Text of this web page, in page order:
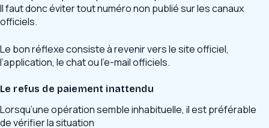
Il faut donc éviter tout numéro non publié sur les canaux
officiels.
Le bon réflexe consiste à revenir vers le site officiel,
l’application, le chat ou l’e-mail officiels.
Le refus de paiement inattendu
Lorsqu’une opération semble inhabituelle, il est préférable
de vérifier la situation